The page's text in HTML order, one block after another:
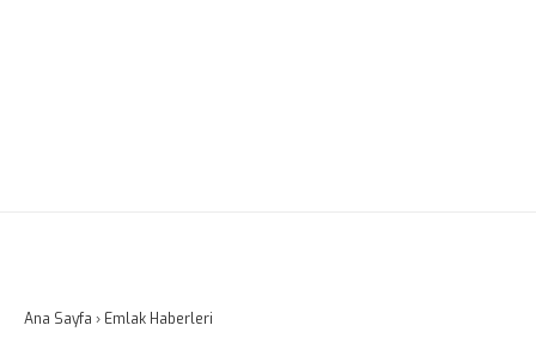
Ana Sayfa › Emlak Haberleri